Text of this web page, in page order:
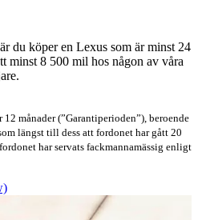
du köper en Lexus som är minst 24
minst 8 500 mil hos någon av våra
månader (”Garantiperioden”), beroende
längst till dess att fordonet har gått 20
har servats fackmannamässig enligt